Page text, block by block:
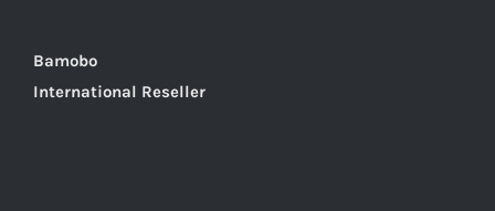
Bamobo
International Reseller